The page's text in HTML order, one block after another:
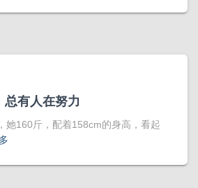
有人在努力
她160斤，配着158cm的身高，看起